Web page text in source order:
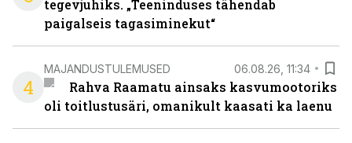
tegevjuhiks. „Teeninduses tähendab
paigalseis tagasiminekut“
4
MAJANDUSTULEMUSED 06.08.26, 11:34
Rahva Raamatu ainsaks kasvumootoriks
oli toitlustusäri, omanikult kaasati ka laenu